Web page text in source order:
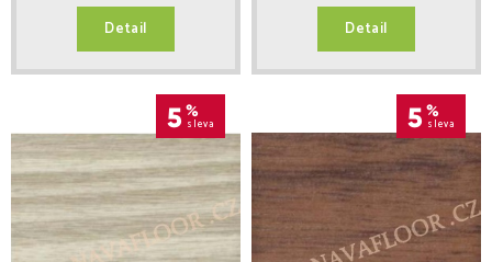
Detail Detail
5 %
sleva 5 %
sleva